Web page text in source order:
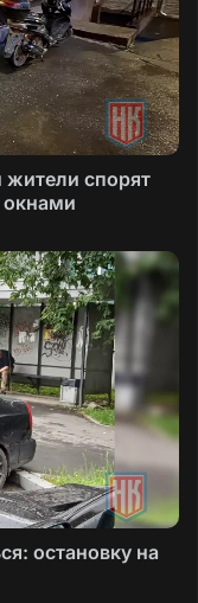
спорят
окнами
остановку на